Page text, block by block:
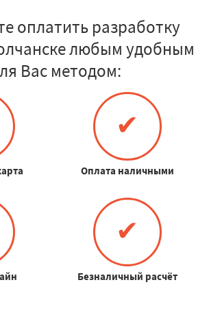
оплатить разработку
любым удобным
Вас методом:
✔
Оплата наличными
✔
Безналичный расчёт